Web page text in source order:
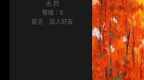
水 羚
等級：8
留言
加入好友